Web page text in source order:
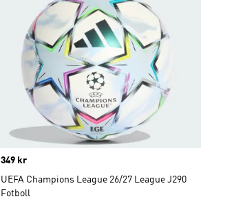
Price
349 kr
UEFA Champions League 26/27 League J290
Fotboll